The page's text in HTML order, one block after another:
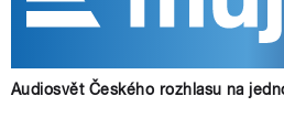
Audiosvět Českého rozhlasu na